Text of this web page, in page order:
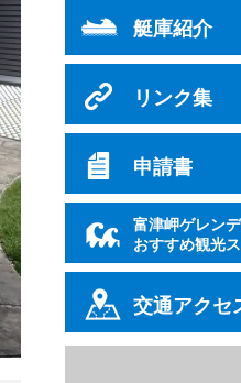
艇庫紹介
リンク集
申請書
富津岬ゲレン
おすすめ観光
交通アクセ